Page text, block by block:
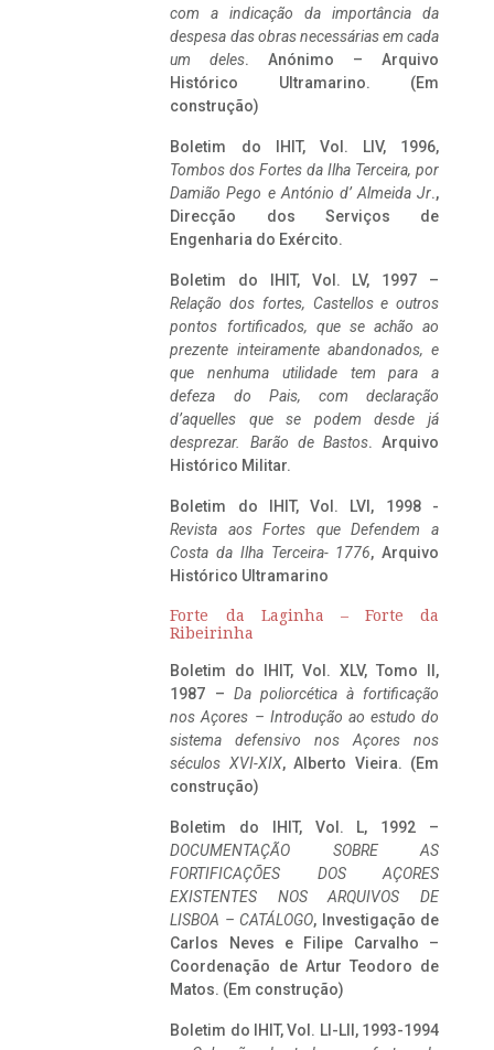
com a indicação da importância da
despesa das obras necessárias em cada
um deles. Anónimo – Arquivo
Histórico Ultramarino. (Em
construção)
Boletim do IHIT, Vol. LIV, 1996,
Tombos dos Fortes da Ilha Terceira, por
Damião Pego e António d’ Almeida Jr.,
Direcção dos Serviços de
Engenharia do Exército.
Boletim do IHIT, Vol. LV, 1997 –
Relação dos fortes, Castellos e outros
pontos fortificados, que se achão ao
prezente inteiramente abandonados, e
que nenhuma utilidade tem para a
defeza do Pais, com declaração
d’aquelles que se podem desde já
desprezar. Barão de Bastos. Arquivo
Histórico Militar.
Boletim do IHIT, Vol. LVI, 1998 -
Revista aos Fortes que Defendem a
Costa da Ilha Terceira- 1776, Arquivo
Histórico Ultramarino
Forte da Laginha – Forte da
Ribeirinha
Boletim do IHIT, Vol. XLV, Tomo II,
1987 – Da poliorcética à fortificação
nos Açores – Introdução ao estudo do
sistema defensivo nos Açores nos
séculos XVI-XIX, Alberto Vieira. (Em
construção)
Boletim do IHIT, Vol. L, 1992 –
DOCUMENTAÇÃO SOBRE AS
FORTIFICAÇÕES DOS AÇORES
EXISTENTES NOS ARQUIVOS DE
LISBOA – CATÁLOGO, Investigação de
Carlos Neves e Filipe Carvalho –
Coordenação de Artur Teodoro de
Matos. (Em construção)
Boletim do IHIT, Vol. LI-LII, 1993-1994